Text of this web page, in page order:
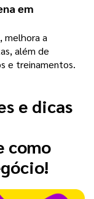
em
melhora a
além de
e treinamentos.
e dicas
como